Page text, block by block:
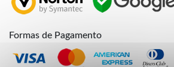
Formas de Pagamento